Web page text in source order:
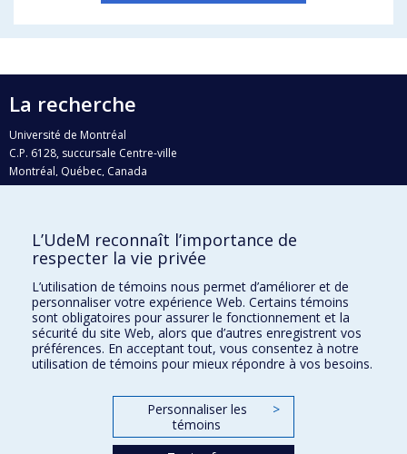
La recherche
Université de Montréal
C.P. 6128, succursale Centre-ville
Montréal, Québec, Canada
H3C 3J7
Qui fait quoi?
Nous trouver
Plan du site
Accessibilité
L’UdeM reconnaît l’importance de
respecter la vie privée
L’utilisation de témoins nous permet d’améliorer et de
personnaliser votre expérience Web. Certains témoins
sont obligatoires pour assurer le fonctionnement et la
sécurité du site Web, alors que d’autres enregistrent vos
préférences. En acceptant tout, vous consentez à notre
utilisation de témoins pour mieux répondre à vos besoins.
Personnaliser les
témoins
>